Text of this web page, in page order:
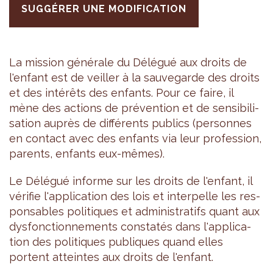
SUGGÉRER UNE MODIFICATION
La mis­sion géné­rale du Délé­gué aux droits de
l'en­fant est de veiller à la sau­ve­garde des droits
et des inté­rêts des enfants. Pour ce faire, il
mène des actions de pré­ven­tion et de sen­si­bi­li­
sa­tion auprès de dif­fé­rents publics (per­sonnes
en contact avec des enfants via leur pro­fes­sion,
parents, enfants eux-mêmes).
Le Délé­gué informe sur les droits de l'en­fant, il
véri­fie l'ap­pli­ca­tion des lois et inter­pelle les res­
pon­sables poli­tiques et admi­nis­tra­tifs quant aux
dys­fonc­tion­ne­ments consta­tés dans l'ap­pli­ca­
tion des poli­tiques publiques quand elles
portent atteintes aux droits de l'en­fant.